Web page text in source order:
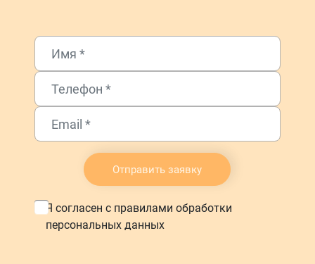
Отправить заявку
Я согласен с правилами обработки
персональных данных